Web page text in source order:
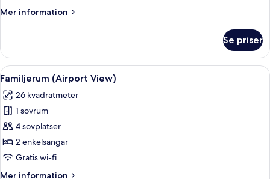
(Airport
Mer information
Mer
rum
terrass
(Airport
View)
Se priser
Öppna
alla
foton
för
Familjerum
(Airport
View)
Ett modernt hotellrum med en stor
8
Familjerum (Airport View)
26 kvadratmeter
1 sovrum
4 sovplatser
2 enkelsängar
Gratis wi-fi
Mer information
Mer